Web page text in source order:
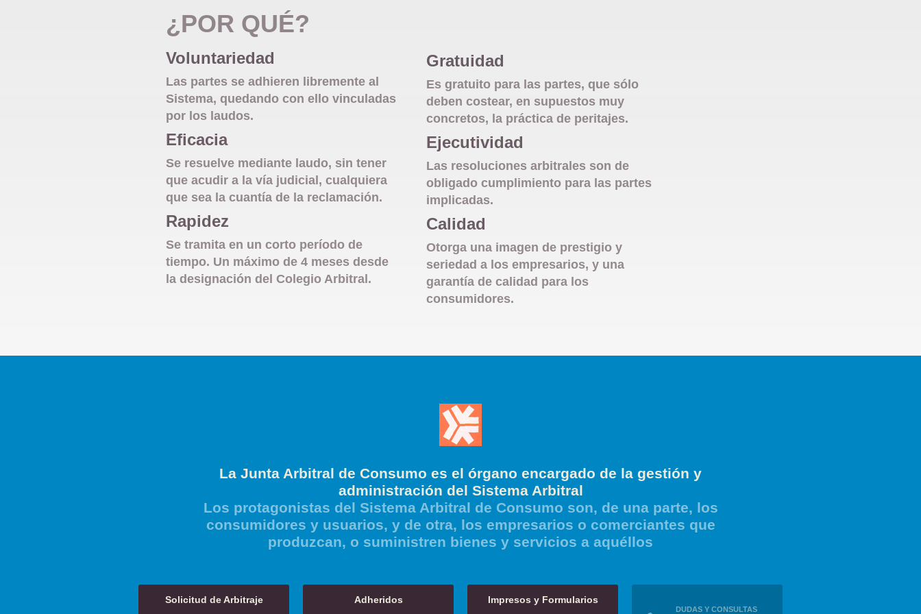
¿POR QUÉ?
Voluntariedad
Las partes se adhieren libremente al
Sistema, quedando con ello vinculadas
por los laudos.
Eficacia
Se resuelve mediante laudo, sin tener
que acudir a la vía judicial, cualquiera
que sea la cuantía de la reclamación.
Rapidez
Se tramita en un corto período de
tiempo. Un máximo de 4 meses desde
la designación del Colegio Arbitral.
Gratuidad
Es gratuito para las partes, que sólo
deben costear, en supuestos muy
concretos, la práctica de peritajes.
Ejecutividad
Las resoluciones arbitrales son de
obligado cumplimiento para las partes
implicadas.
Calidad
Otorga una imagen de prestigio y
seriedad a los empresarios, y una
garantía de calidad para los
consumidores.
La Junta Arbitral de Consumo es el órgano encargado de la gestión y
administración del Sistema Arbitral
Los protagonistas del Sistema Arbitral de Consumo son, de una parte, los
consumidores y usuarios, y de otra, los empresarios o comerciantes que
produzcan, o suministren bienes y servicios a aquéllos
Solicitud de Arbitraje Adheridos Impresos y Formularios
DUDAS Y CONSULTAS